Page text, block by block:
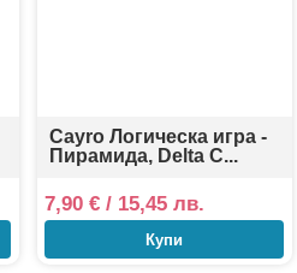
Cayro Логическа игра -
Пирамида, Delta C...
7,90 €/ 15,45 лв.
Купи